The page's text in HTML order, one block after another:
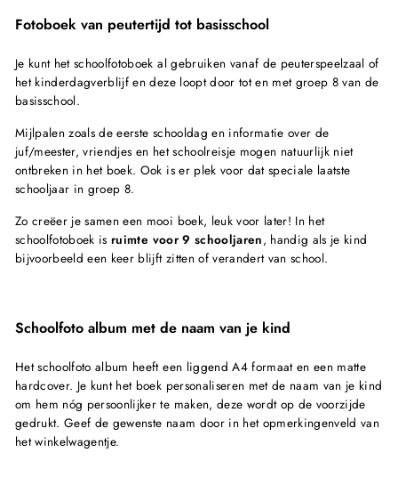
Fotoboek van peutertijd tot basisschool
Je kunt het schoolfotoboek al gebruiken vanaf de peuterspeelzaal of
het kinderdagverblijf en deze loopt door tot en met groep 8 van de
basisschool.
Mijlpalen zoals de eerste schooldag en informatie over de
juf/meester, vriendjes en het schoolreisje mogen natuurlijk niet
ontbreken in het boek. Ook is er plek voor dat speciale laatste
schooljaar in groep 8.
Zo creëer je samen een mooi boek, leuk voor later! In het
schoolfotoboek isruimte voor 9 schooljaren, handig als je kind
bijvoorbeeld een keer blijft zitten of verandert van school.
Schoolfoto album met de naam van je kind
Het schoolfoto album heeft een liggend A4 formaat en een matte
hardcover. Je kunt het boek personaliseren met de naam van je kind
om hem nóg persoonlijker te maken, deze wordt op de voorzijde
gedrukt. Geef de gewenste naam door in het opmerkingenveld van
het winkelwagentje.